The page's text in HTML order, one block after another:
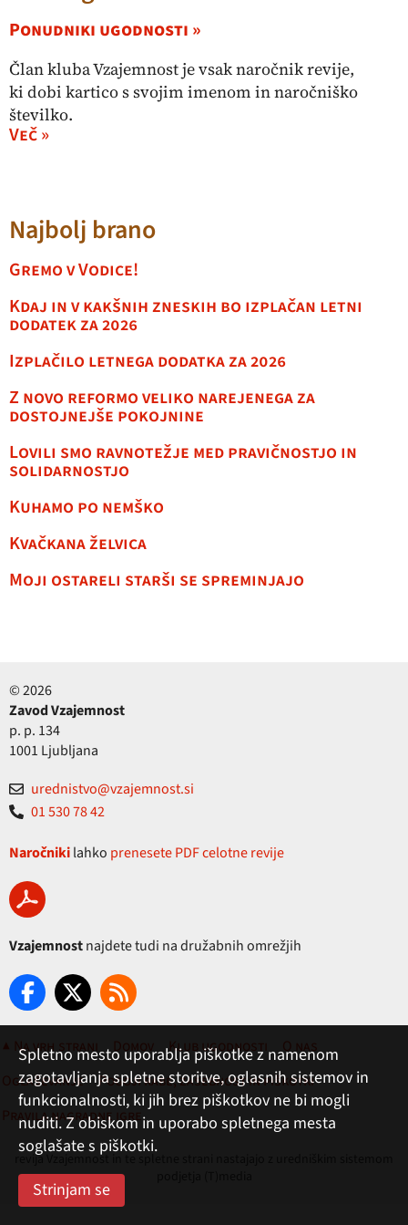
Ponudniki ugodnosti »
Član kluba Vzajemnost je vsak naročnik revije,
ki dobi kartico s svojim imenom in naročniško
številko.
Več »
Najbolj brano
Gremo v Vodice!
Kdaj in v kakšnih zneskih bo izplačan letni
dodatek za 2026
Izplačilo letnega dodatka za 2026
Z novo reformo veliko narejenega za
dostojnejše pokojnine
Lovili smo ravnotežje med pravičnostjo in
solidarnostjo
Kuhamo po nemško
Kvačkana želvica
Moji ostareli starši se spreminjajo
© 2026
Zavod Vzajemnost
p. p. 134
1001 Ljubljana
urednistvo@vzajemnost.si
01 530 78 42
Naročnikilahko prenesete PDF celotne revije
Vzajemnostnajdete tudi na družabnih omrežjih
▲ Na vrh strani Domov Klub ugodnosti
O nas
Oglaševanje
Pogoji rabe, zasebnost in piškotki
Pravila nagradne igre
revija Vzajemnost in te spletne strani nastajajo z uredniškim sistemom
Spletno mesto uporablja piškotke z namenom
zagotavljanja spletne storitve, oglasnih sistemov in
funkcionalnosti, ki jih brez piškotkov ne bi mogli
nuditi. Z obiskom in uporabo spletnega mesta
soglašate s piškotki.